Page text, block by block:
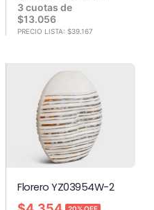
3 cuotas de
$13.056
PRECIO LISTA: $39.167
Florero YZ03954W-2